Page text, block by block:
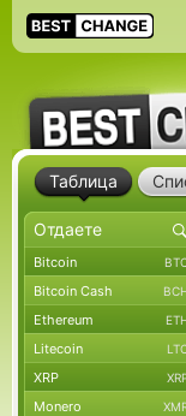
Таблица
Bitcoin
Bitcoin Cash
Ethereum
Litecoin
XRP
Monero